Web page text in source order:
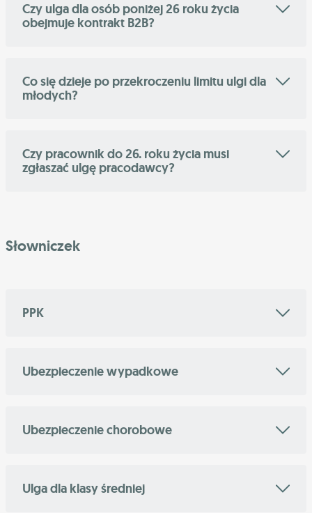
Czy ulga dla osób poniżej 26 roku życia
obejmuje kontrakt B2B?
Co się dzieje po przekroczeniu limitu ulgi dla
młodych?
Czy pracownik do 26. roku życia musi
zgłaszać ulgę pracodawcy?
Słowniczek
PPK
Ubezpieczenie wypadkowe
Ubezpieczenie chorobowe
Ulga dla klasy średniej